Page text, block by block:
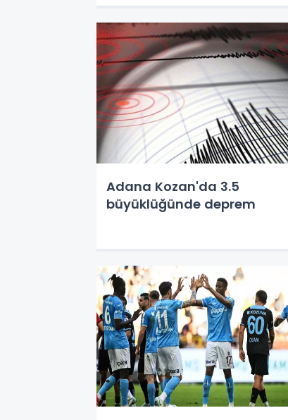
Adana Kozan'da 3.5
büyüklüğünde deprem